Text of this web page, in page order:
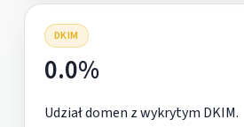
DKIM
0.0%
Udział domen z wykrytym DKIM.